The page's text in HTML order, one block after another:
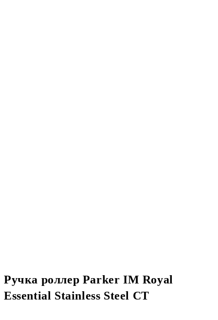
Ручка роллер Parker IM Royal
Essential Stainless Steel CT